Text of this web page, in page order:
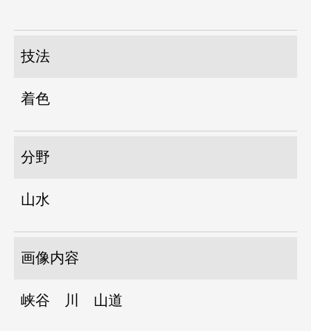
技法
着色
分野
山水
画像内容
峡谷 川 山道